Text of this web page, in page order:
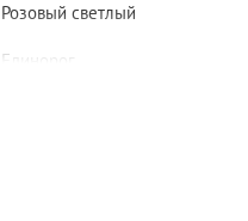
Розовый светлый
Единорог